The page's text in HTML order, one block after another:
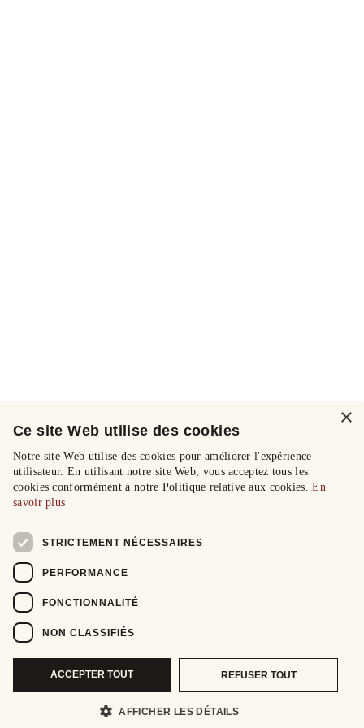
×
Ce site Web utilise des cookies
Notre site Web utilise des cookies pour améliorer l'expérience
utilisateur. En utilisant notre site Web, vous acceptez tous les
cookies conformément à notre Politique relative aux cookies.En
savoir plus
STRICTEMENT NÉCESSAIRES
PERFORMANCE
FONCTIONNALITÉ
NON CLASSIFIÉS
ACCEPTER TOUT REFUSER TOUT
AFFICHER LES DÉTAILS